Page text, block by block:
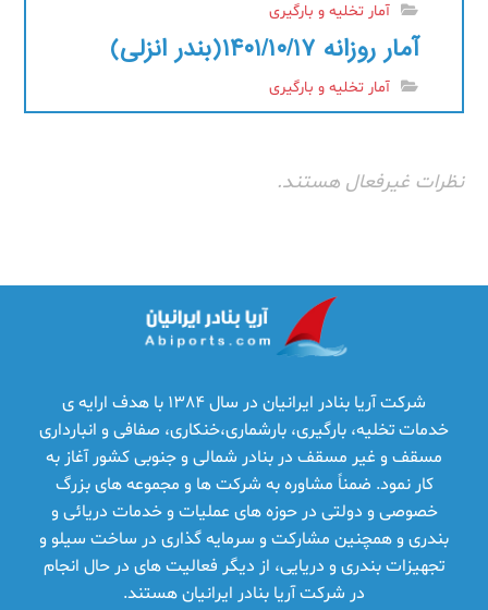
آمار تخلیه و بارگیری
آمار روزانه ۱۴۰۱/۱۰/۱۷(بندر انزلی)
آمار تخلیه و بارگیری
نظرات غیرفعال هستند.
شرکت آریا بنادر ایرانیان در سال 1384 با هدف ارایه ­ی
خدمات تخلیه، بارگیری، بارشماری،خنکاری، صفافی و انبارداری
مسقف و غیر مسقف در بنادر شمالی و جنوبی کشور آغاز به
کار نمود. ضمناً مشاوره به شرکت ها و مجموعه­ های بزرگ
خصوصی و دولتی در حوزه­ های عملیات و خدمات دریائی و
بندری و همچنین مشارکت و سرمایه ­گذاری در ساخت سیلو و
تجهیزات بندری و دریایی، از دیگر فعالیت­ های در حال انجام
در شرکت آریا بنادر ایرانیان هستند.